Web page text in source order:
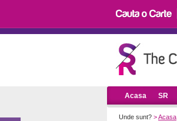
Acasa SR
Unde sunt? >Acasa